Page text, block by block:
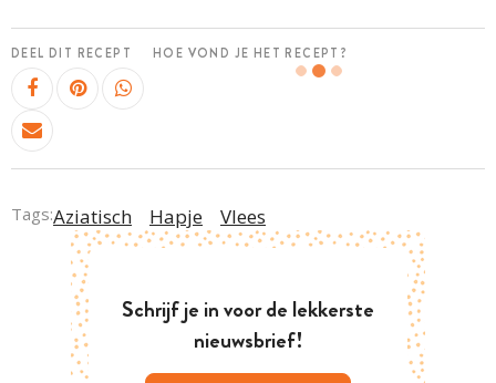
DEEL DIT RECEPT HOE VOND JE HET RECEPT?
Tags:Aziatisch Hapje Vlees
Schrijf je in voor de lekkerste
nieuwsbrief!